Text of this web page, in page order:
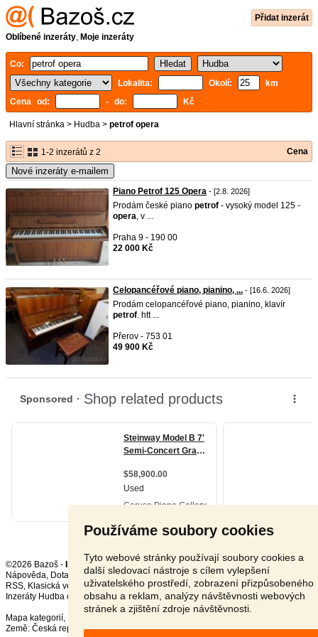
Používáme soubory cookies
Tyto webové stránky používají soubory cookies a
další sledovací nástroje s cílem vylepšení
uživatelského prostředí, zobrazení přizpůsobeného
obsahu a reklam, analýzy návštěvnosti webových
stránek a zjištění zdroje návštěvnosti.
Přidat inzerát
Oblíbené inzeráty, Moje inzeráty
Co:
Lokalita:
Okolí:
km
Cena od:
- do: Kč
Hlavní stránka > Hudba > petrof opera
1-2 inzerátů z 2 Cena
Nové inzeráty e-mailem
Piano Petrof 125 Opera - [2.8. 2026]
Prodám české piano petrof - vysoký model 125 -
opera, v ...
Praha 9 - 190 00
22 000 Kč
Celopancéřové piano, pianino, ... - [16.6. 2026]
Prodám celopancéřové piano, pianino, klavír
petrof. htt ...
Přerov - 753 01
49 900 Kč
©2026 Bazoš - Inzerce, Bazar
Nápověda, Dotazy Hodnocení,Kontakt,Reklama, Podmínky,Ochrana údajů
RSS,
Inzeráty Hudba celkem:18656, za 24 hodin:537
Mapa kategorií,
Země: Česká republika,Slovensko,Polsko,Rakousko